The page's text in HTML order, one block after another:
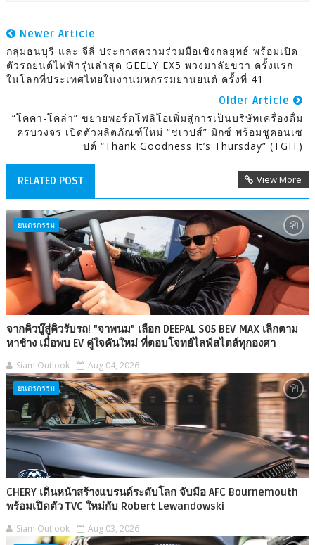
Newer Article
กลุ่มธนบุรี และ จีลี่ ประกาศความร่วมมือเชิงกลยุทธ์ พร้อมเปิด
ตัวรถยนต์ไฟฟ้ารุ่นล่าสุด GEELY EX5 พวงมาลัยขวา ครั้งแรก
ในโลกที่ประเทศไทยในงานมหกรรมยานยนต์ ครั้งที่ 41
Older Article
“โคคา-โคล่า” ขยายพอร์ตโฟลิโอเพิ่มสู่การเป็นบริษัทเครื่องดื่ม
ครบวงจร เปิดตัวผลิตภัณฑ์ใหม่ “ชเวปส์” มิกซ์ พร้อมชูคอนเซ
ปต์ “Thank Goodness It’s Thursday” (TGIT)
RELATED POST View More
ยนตรกรรม
จากคิวบู๊สู่คิวรับรถ! "จาพนม" เลือก DEEPAL S05 BEV MAX เลิกตาม
หาช้าง เมื่อพบ EV คู่ใจคันใหม่ ที่ตอบโจทย์ไลฟ์สไตล์ทุกองศา
Siam Outlook Aug 04, 2026
ยนตรกรรม
CHERY เดินหน้าสร้างแบรนด์ระดับโลก จับมือ AFC Bournemouth
พร้อมเปิดตัว TVC ใหม่กับ Robert Lewandowski
Siam Outlook Aug 03, 2026